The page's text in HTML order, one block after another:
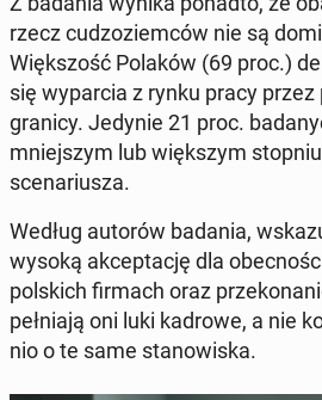
rzecz cud­zoziem­ców nie są
Więk­szość Polaków (69 proc.)
się wypar­cia z rynku pracy
grani­cy. Jedynie 21 proc.
mniejszym lub więk­szym
sce­nar­iusza.
Według autorów badania,
wysoką ak­cep­tację dla
pol­s­kich firmach oraz
peł­ni­a­ją oni luki kadrowe, a nie
nio o te same stanowiska.